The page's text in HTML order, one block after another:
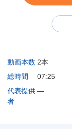
動画本数 2本
総時間
07:25
代表提供
者
―